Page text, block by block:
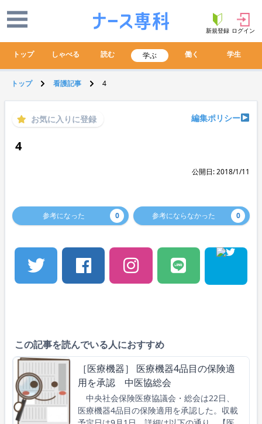
新規登録 ログイン
トップ しゃべる 読む 学ぶ 働く 学生
トップ 看護記事 4
お気に入りに登録 編集ポリシー
4
公開日: 2018/1/11
参考になった 0 参考にならなかった 0
この記事を読んでいる人におすすめ
［医療機器］ 医療機器4品目の保険適
用を承認 中医協総会
中央社会保険医療協議会・総会は22日、
医療機器4品目の保険適用を承認した。収載